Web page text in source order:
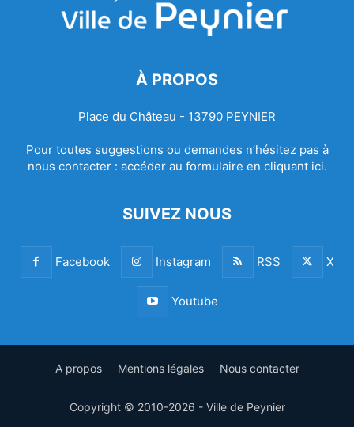
À PROPOS
Place du Château - 13790 PEYNIER
Pour toutes suggestions ou demandes n’hésitez pas à
nous contacter : accéder au formulaire en cliquant ici.
SUIVEZ NOUS
Facebook Instagram RSS X
Youtube
A propos Mentions légales Nous contacter
Copyright © 2010-2026 - Ville de Peynier